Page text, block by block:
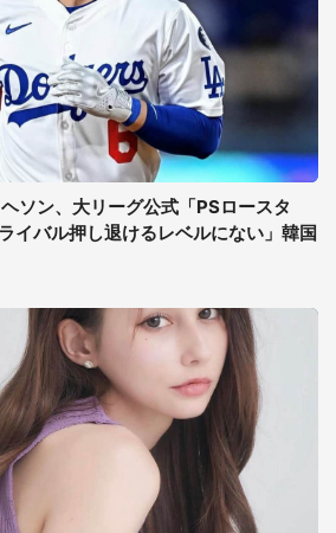
ソン、大リーグ公式「PSロースタ
イバル押し退けるレベルにない」韓国